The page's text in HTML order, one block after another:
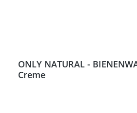
ONLY NATURAL -
Creme